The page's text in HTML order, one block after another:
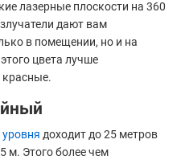
лазерные плоскости на 360
дают вам
в помещении, но и на
цвета лучше
красные.
уровня доходит до 25 метров
м. Этого более чем